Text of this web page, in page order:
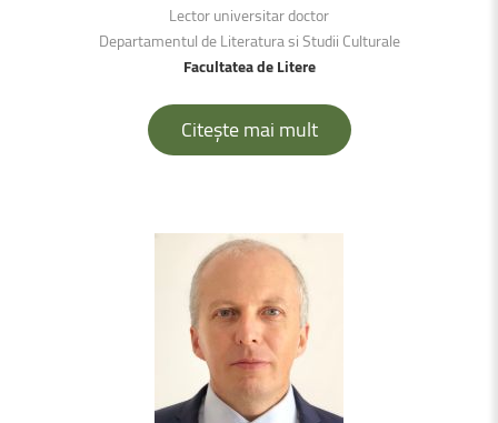
Lector universitar doctor
Departamentul de Literatura si Studii Culturale
Facultatea de Litere
Citește mai mult